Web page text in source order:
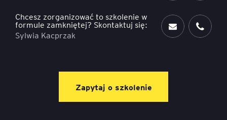
Chcesz zorganizować to szkolenie w
formule zamkniętej? Skontaktuj się:
Sylwia Kacprzak
Zapytaj o szkolenie